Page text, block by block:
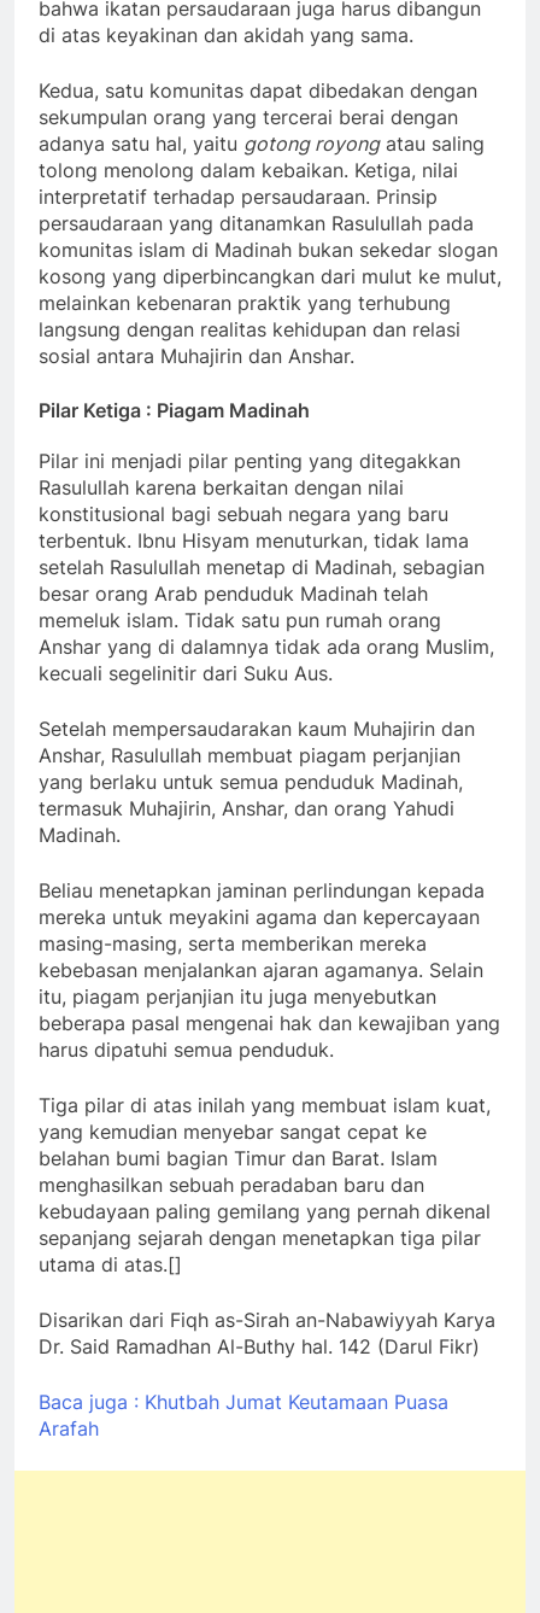
bahwa ikatan persaudaraan juga harus dibangun
di atas keyakinan dan akidah yang sama.
Kedua, satu komunitas dapat dibedakan dengan
sekumpulan orang yang tercerai berai dengan
adanya satu hal, yaitu gotong royongatau saling
tolong menolong dalam kebaikan. Ketiga, nilai
interpretatif terhadap persaudaraan. Prinsip
persaudaraan yang ditanamkan Rasulullah pada
komunitas islam di Madinah bukan sekedar slogan
kosong yang diperbincangkan dari mulut ke mulut,
melainkan kebenaran praktik yang terhubung
langsung dengan realitas kehidupan dan relasi
sosial antara Muhajirin dan Anshar.
Pilar Ketiga : Piagam Madinah
Pilar ini menjadi pilar penting yang ditegakkan
Rasulullah karena berkaitan dengan nilai
konstitusional bagi sebuah negara yang baru
terbentuk. Ibnu Hisyam menuturkan, tidak lama
setelah Rasulullah menetap di Madinah, sebagian
besar orang Arab penduduk Madinah telah
memeluk islam. Tidak satu pun rumah orang
Anshar yang di dalamnya tidak ada orang Muslim,
kecuali segelinitir dari Suku Aus.
Setelah mempersaudarakan kaum Muhajirin dan
Anshar, Rasulullah membuat piagam perjanjian
yang berlaku untuk semua penduduk Madinah,
termasuk Muhajirin, Anshar, dan orang Yahudi
Madinah.
Beliau menetapkan jaminan perlindungan kepada
mereka untuk meyakini agama dan kepercayaan
masing-masing, serta memberikan mereka
kebebasan menjalankan ajaran agamanya. Selain
itu, piagam perjanjian itu juga menyebutkan
beberapa pasal mengenai hak dan kewajiban yang
harus dipatuhi semua penduduk.
Tiga pilar di atas inilah yang membuat islam kuat,
yang kemudian menyebar sangat cepat ke
belahan bumi bagian Timur dan Barat. Islam
menghasilkan sebuah peradaban baru dan
kebudayaan paling gemilang yang pernah dikenal
sepanjang sejarah dengan menetapkan tiga pilar
utama di atas.[]
Disarikan dari Fiqh as-Sirah an-Nabawiyyah Karya
Dr. Said Ramadhan Al-Buthy hal. 142 (Darul Fikr)
Baca juga : Khutbah Jumat Keutamaan Puasa
Arafah